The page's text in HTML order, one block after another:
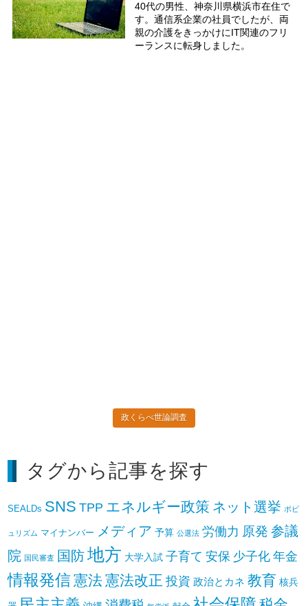
40代の男性、神奈川県横浜市在住で
す。通信系企業の社員でしたが、両
親の介護をきっかけにIT関連のフリ
ーランスに転身しました。
政くらべ世論調査
タグから記事を探す
SEALDs SNS TPP エネルギー政策 ネット選挙 ポピ
ュリズム マイナンバー メディア 予算 公選法 労働力 原発 参議
院 国民審査 国防地方 大学入試 子育て 安保 少子化 年金
情報発信憲法憲法改正 投資 政治とカネ 教育 核兵